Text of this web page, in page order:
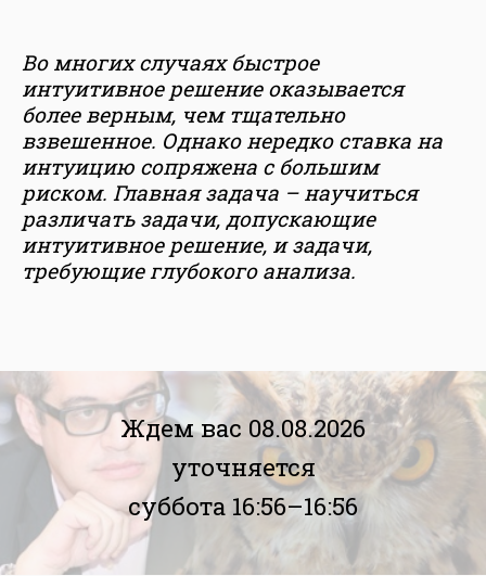
Во многих случаях быстрое
интуитивное решение оказывается
более верным, чем тщательно
взвешенное. Однако нередко ставка на
интуицию сопряжена с большим
риском. Главная задача – научиться
различать задачи, допускающие
интуитивное решение, и задачи,
требующие глубокого анализа.
Ждем вас 08.08.2026
уточняется
суббота 16:56–16:56